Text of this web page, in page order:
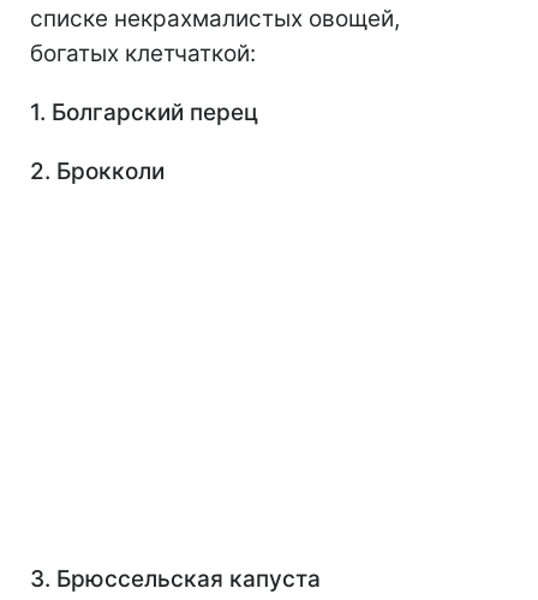
списке некрахмалистых овощей,
богатых клетчаткой:
1. Болгарский перец
2. Брокколи
3. Брюссельская капуста